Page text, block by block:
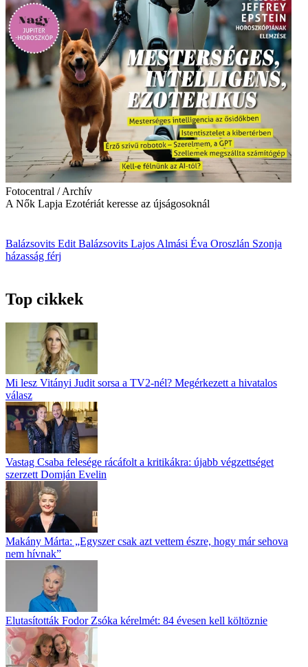
Fotocentral / Archív
A Nők Lapja Ezotériát keresse az újságosoknál
Balázsovits EditBalázsovits LajosAlmási Éva Oroszlán Szonja
házasság férj
Top cikkek
Mi lesz Vitányi Judit sorsa a TV2-nél? Megérkezett a hivatalos
válasz
Vastag Csaba felesége rácáfolt a kritikákra: újabb végzettséget
szerzett Domján Evelin
Makány Márta: „Egyszer csak azt vettem észre, hogy már sehova
nem hívnak”
Elutasították Fodor Zsóka kérelmét: 84 évesen kell költöznie